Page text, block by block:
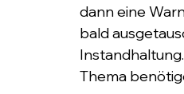
dann eine
bald
Thema